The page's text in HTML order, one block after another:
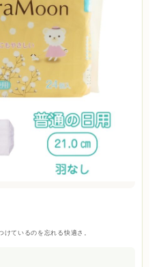
ているのを忘れる快適さ。